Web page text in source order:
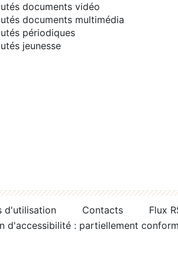
documents vidéo
documents multimédia
périodiques
jeunesse
d'utilisation Contacts
Flux
d'accessibilité : partiellement